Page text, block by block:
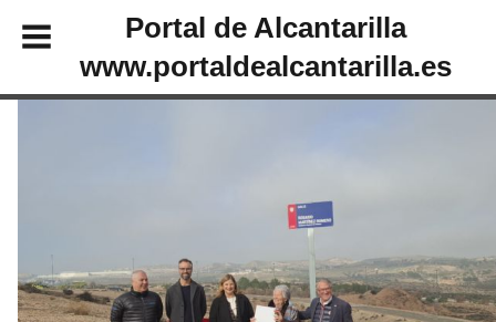
Portal de Alcantarilla
www.portaldealcantarilla.es